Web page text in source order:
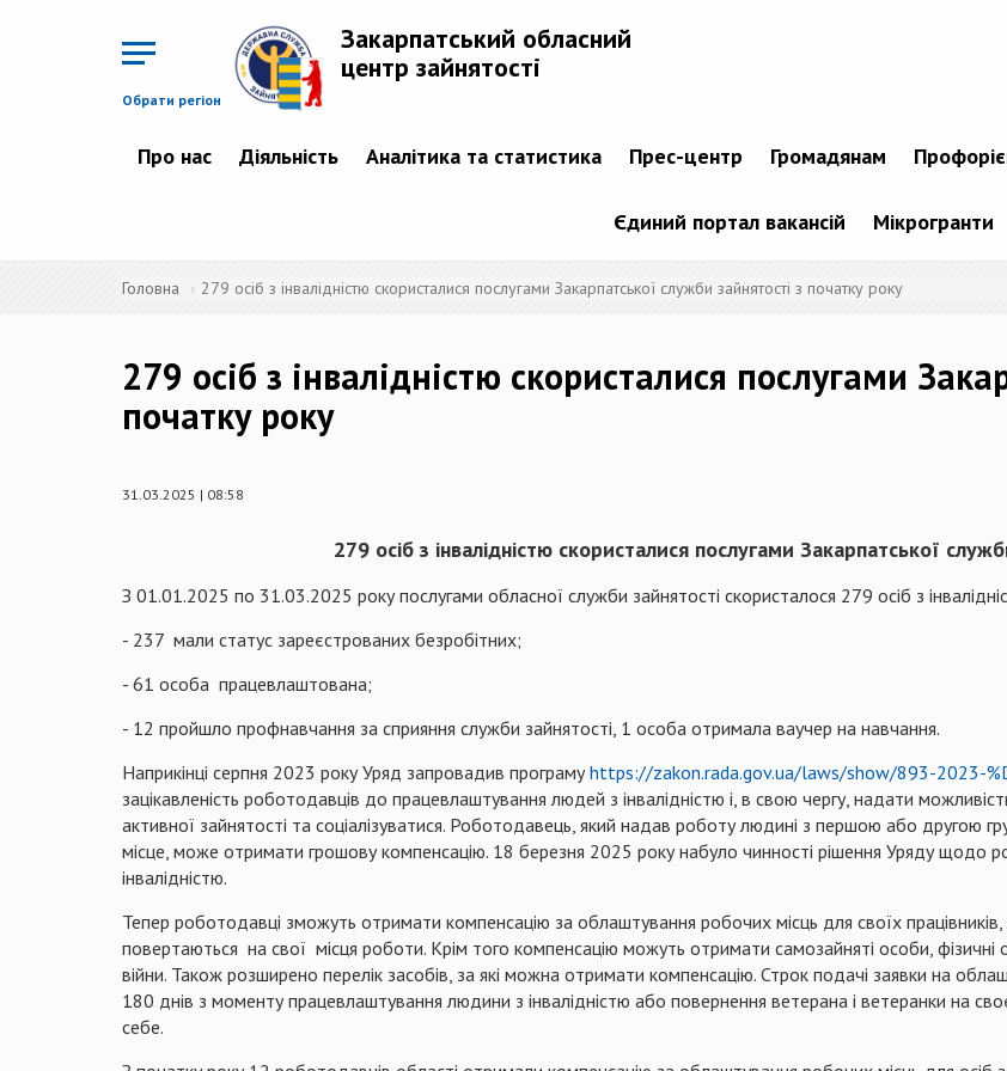
Обрати регіон
Закарпатський обласний
центр зайнятості
Про нас Діяльність Аналітика та статистика Прес-центр Громадянам
Єдиний портал вакансій Мікрогранти
Головна 279 осіб з інвалідністю скористалися послугами Закарпатської служби зайнятості з початку року
279 осіб з інвалідністю скористалися послугами
початку року
31.03.2025 | 08:58
279 осіб з інвалідністю скористалися послугами Закарпатської
З 01.01.2025 по 31.03.2025 року послугами обласної служби зайнятості скористалося 279 осіб з
- 237 мали статус зареєстрованих безробітних;
- 61 особа працевлаштована;
- 12 пройшло профнавчання за сприяння служби зайнятості, 1 особа отримала ваучер на навчання.
Наприкінці серпня 2023 року Уряд запровадив програмуhttps://zakon.rada.gov.ua/laws/show/893-2023-
зацікавленість роботодавців до працевлаштування людей з інвалідністю і, в свою чергу, надати
активної зайнятості та соціалізуватися. Роботодавець, який надав роботу людині з першою або другою
місце, може отримати грошову компенсацію. 18 березня 2025 року набуло чинності рішення Уряду
інвалідністю.
Тепер роботодавці зможуть отримати компенсацію за облаштування робочих місць для своїх працівників,
повертаються на свої місця роботи. Крім того компенсацію можуть отримати самозайняті особи, фізичні
війни. Також розширено перелік засобів, за які можна отримати компенсацію. Строк подачі заявки на
180 днів з моменту працевлаштування людини з інвалідністю або повернення ветерана і ветеранки на
себе.